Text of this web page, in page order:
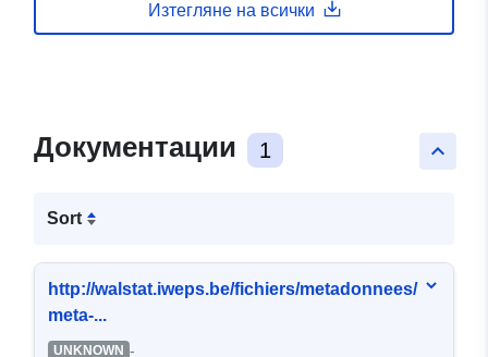
Изтегляне на всички
keyboard_arrow_up
Документации 1
Sort
http://walstat.iweps.be/fichiers/metadonnees/
meta-...
UNKNOWN -